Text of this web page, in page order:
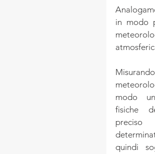
in modo
modo
fisiche
quindi